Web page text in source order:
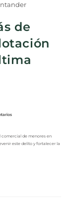
de
comercial de menores en
este delito y fortalecer la